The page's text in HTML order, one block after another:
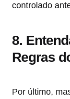
controlado
8.
Regras
Por último,